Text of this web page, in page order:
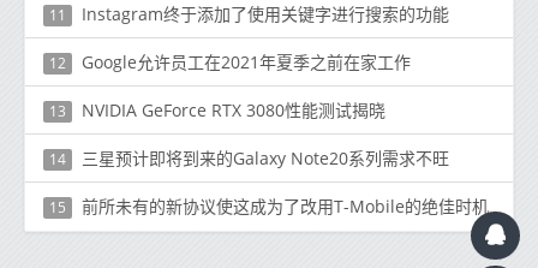
11 Instagram终于添加了使用关键字进行搜索的功能
12 Google允许员工在2021年夏季之前在家工作
13 NVIDIA GeForce RTX 3080性能测试揭晓
14 三星预计即将到来的Galaxy Note20系列需求不旺
15 前所未有的新协议使这成为了改用T-Mobile的绝佳时机